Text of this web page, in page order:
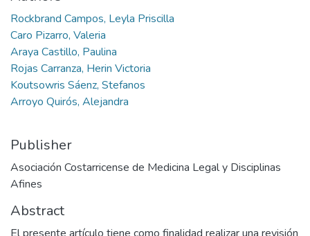
Rockbrand Campos, Leyla Priscilla
Caro Pizarro, Valeria
Araya Castillo, Paulina
Rojas Carranza, Herin Victoria
Koutsowris Sáenz, Stefanos
Arroyo Quirós, Alejandra
Publisher
Asociación Costarricense de Medicina Legal y Disciplinas
Afines
Abstract